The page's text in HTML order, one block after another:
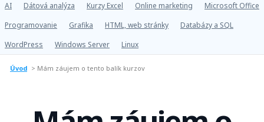
AI Dátová analýza Kurzy Excel Online marketing
Microsoft Office
Programovanie
Grafika HTML, web stránky
Databázy a SQL
WordPress
Windows Server Linux
Úvod > Mám záujem o tento balík kurzov